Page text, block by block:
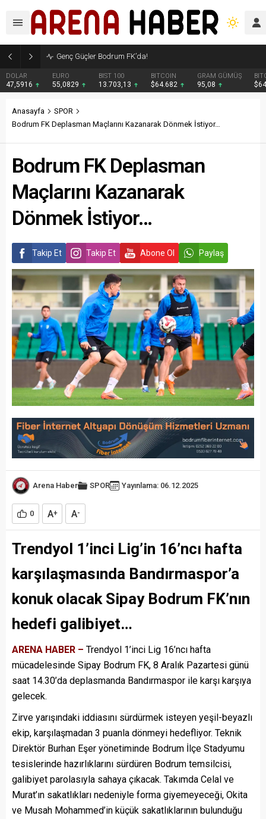
Genç Güçler Bodrum FK’da!
DOLAR
47,5916
EURO
55,0829
BIST 100
13.703,13
BITCOIN
$64.682
GRAM GÜMÜŞ
95,08
Anasayfa
SPOR
Bodrum FK Deplasman Maçlarını Kazanarak Dönmek İstiyor…
Bodrum FK Deplasman
Maçlarını Kazanarak
Dönmek İstiyor…
Takip Et Takip Et Abone Ol Paylaş
Arena Haber SPOR Yayınlama: 06.12.2025
0 A+ A-
Trendyol 1’inci Lig’in 16’ncı hafta
karşılaşmasında Bandırmaspor’a
konuk olacak Sipay Bodrum FK’nın
hedefi galibiyet…
ARENA HABER – Trendyol 1’inci Lig 16’ncı hafta
mücadelesinde Sipay Bodrum FK, 8 Aralık Pazartesi günü
saat 14.30’da deplasmanda Bandırmaspor ile karşı karşıya
gelecek.
Zirve yarışındaki iddiasını sürdürmek isteyen yeşil-beyazlı
ekip, karşılaşmadan 3 puanla dönmeyi hedefliyor. Teknik
Direktör Burhan Eşer yönetiminde Bodrum İlçe Stadyumu
tesislerinde hazırlıklarını sürdüren Bodrum temsilcisi,
galibiyet parolasıyla sahaya çıkacak. Takımda Celal ve
Murat’ın sakatlıkları nedeniyle forma giyemeyeceği, Okita
ve Musah Mohammed’in küçük sakatlıklarının bulunduğu